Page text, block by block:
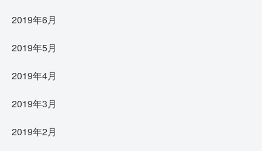
2019年6月
2019年5月
2019年4月
2019年3月
2019年2月